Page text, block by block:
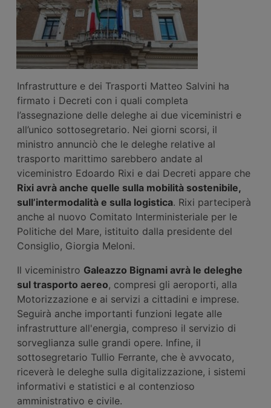
Infrastrutture e dei Trasporti Matteo Salvini ha
firmato i Decreti con i quali completa
l’assegnazione delle deleghe ai due viceministri e
all’unico sottosegretario. Nei giorni scorsi, il
ministro annunciò che le deleghe relative al
trasporto marittimo sarebbero andate al
viceministro Edoardo Rixi e dai Decreti appare che
Rixi avrà anche quelle sulla mobilità sostenibile,
sull’intermodalità e sulla logistica. Rixi parteciperà
anche al nuovo Comitato Interministeriale per le
Politiche del Mare, istituito dalla presidente del
Consiglio, Giorgia Meloni.
Il viceministro Galeazzo Bignami avrà le deleghe
sul trasporto aereo, compresi gli aeroporti, alla
Motorizzazione e ai servizi a cittadini e imprese.
Seguirà anche importanti funzioni legate alle
infrastrutture all'energia, compreso il servizio di
sorveglianza sulle grandi opere. Infine, il
sottosegretario Tullio Ferrante, che è avvocato,
riceverà le deleghe sulla digitalizzazione, i sistemi
informativi e statistici e al contenzioso
amministrativo e civile.